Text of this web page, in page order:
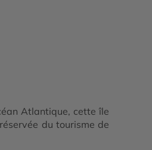
Atlantique, cette île
du tourisme de